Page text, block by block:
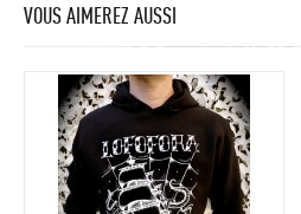
VOUS AIMEREZ AUSSI